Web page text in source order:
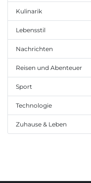
Kulinarik
Lebensstil
Nachrichten
Reisen und Abenteuer
Sport
Technologie
Zuhause & Leben